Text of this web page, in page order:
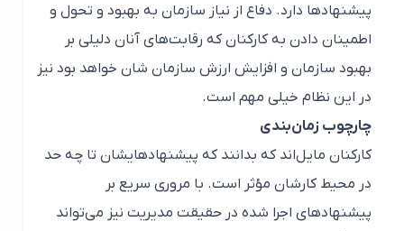
پیشنهادها دارد. دفاع از نیاز سازمان به بهبود و تحول و
اطمینان دادن به کارکنان که رقابت‌های آنان دلیلی بر
بهبود سازمان و افزایش ارزش سازمان شان خواهد بود نیز
در این نظام خیلی مهم است.
چارچوب زمان‌بندی
کارکنان مایل‌اند که بدانند که پیشنهادهایشان تا چه حد
در محیط کارشان مؤثر است. با مروری سریع بر
پیشنهادهای اجرا شده در حقیقت مدیریت نیز می‌تواند